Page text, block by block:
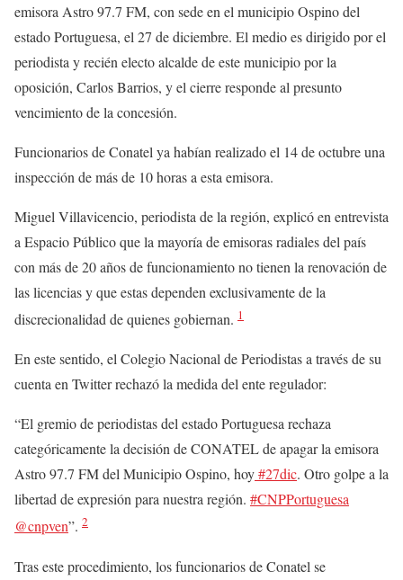
emisora Astro 97.7 FM, con sede en el municipio Ospino del
estado Portuguesa, el 27 de diciembre. El medio es dirigido por el
periodista y recién electo alcalde de este municipio por la
oposición, Carlos Barrios, y el cierre responde al presunto
vencimiento de la concesión.
Funcionarios de Conatel ya habían realizado el 14 de octubre una
inspección de más de 10 horas a esta emisora.
Miguel Villavicencio, periodista de la región, explicó en entrevista
a Espacio Público que la mayoría de emisoras radiales del país
con más de 20 años de funcionamiento no tienen la renovación de
las licencias y que estas dependen exclusivamente de la
discrecionalidad de quienes gobiernan. 1
En este sentido, el Colegio Nacional de Periodistas a través de su
cuenta en Twitter rechazó la medida del ente regulador:
“El gremio de periodistas del estado Portuguesa rechaza
categóricamente la decisión de CONATEL de apagar la emisora
Astro 97.7 FM del Municipio Ospino, hoy#27dic. Otro golpe a la
libertad de expresión para nuestra región. #CNPPortuguesa
@cnpven”. 2
Tras este procedimiento, los funcionarios de Conatel se